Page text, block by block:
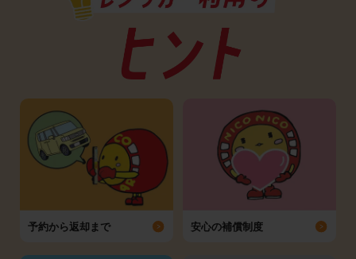
予約から返却まで 安心の補償制度